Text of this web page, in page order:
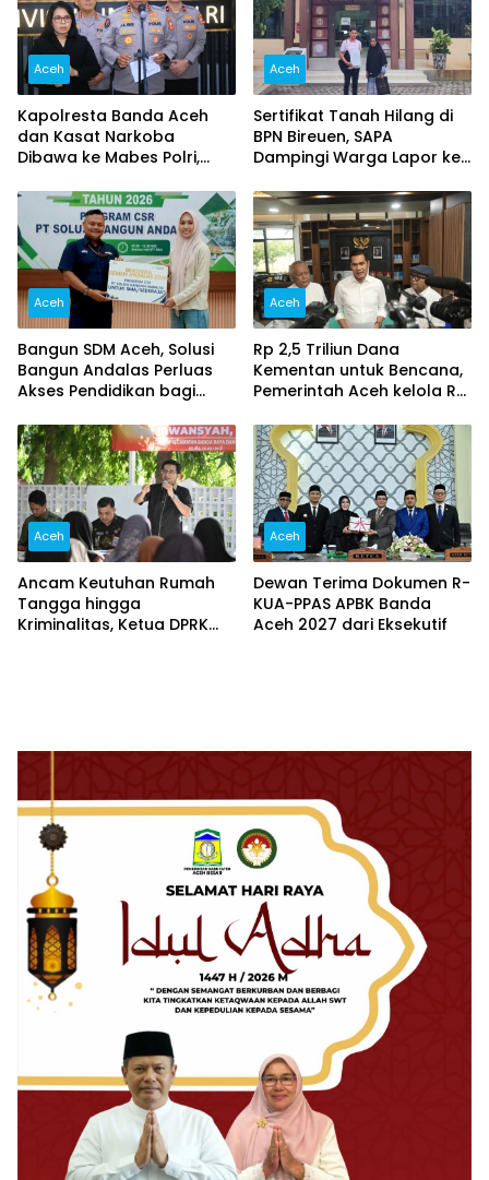
Aceh
Kapolresta Banda Aceh
dan Kasat Narkoba
Dibawa ke Mabes Polri,
Berjalan Profesional dan
Transparan
Aceh
Sertifikat Tanah Hilang di
BPN Bireuen, SAPA
Dampingi Warga Lapor ke
Aceh
Bangun SDM Aceh, Solusi
Bangun Andalas Perluas
Akses Pendidikan bagi
Aceh
Rp 2,5 Triliun Dana
Kementan untuk Bencana,
Pemerintah Aceh kelola Rp
Aceh
Ancam Keutuhan Rumah
Tangga hingga
Kriminalitas, Ketua DPRK
Aceh
Dewan Terima Dokumen R-
KUA-PPAS APBK Banda
Aceh 2027 dari Eksekutif